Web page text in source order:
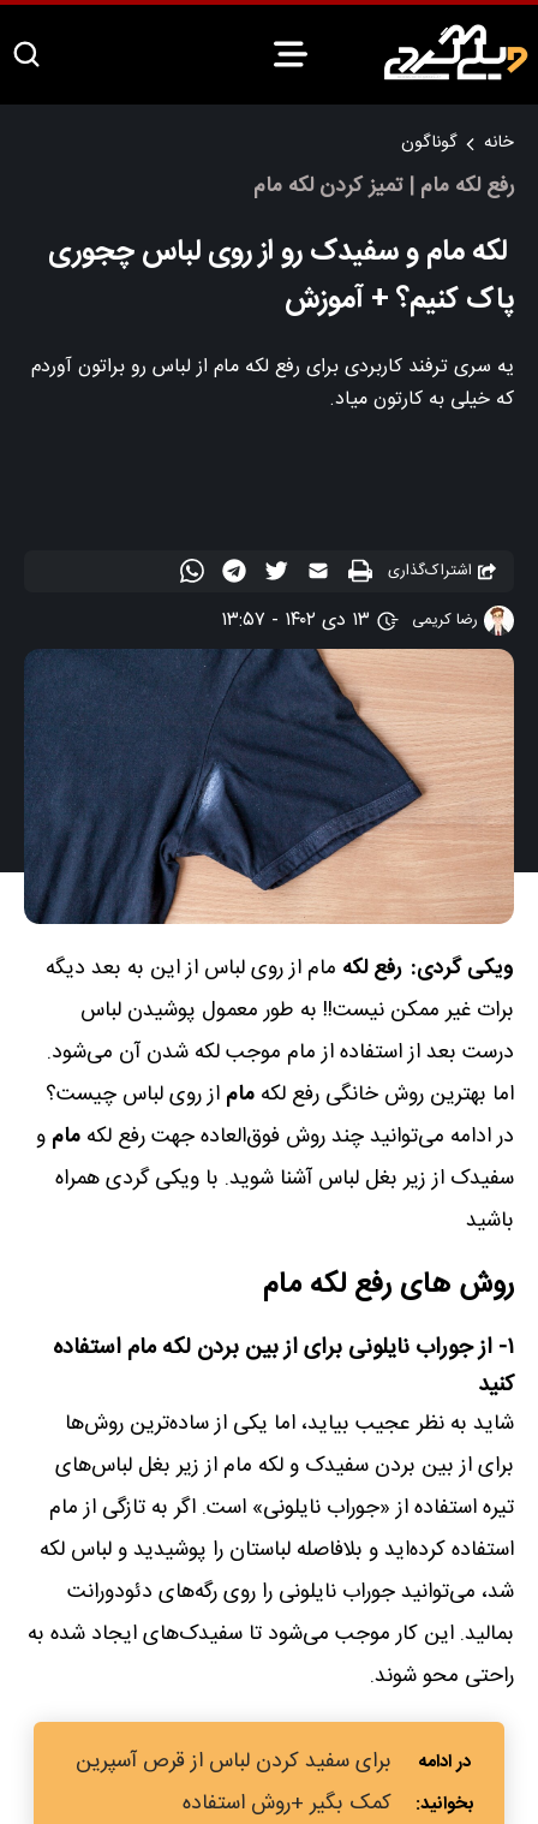
خانه گوناگون
رفع لکه مام | تمیز کردن لکه مام
لکه مام و سفیدک رو از روی لباس چجوری
پاک کنیم؟ + آموزش
یه سری ترفند کاربردی برای رفع لکه مام از لباس رو براتون آوردم
که خیلی به کارتون میاد.
اشتراک‌گذاری
رضا کریمی
۱۳ دی ۱۴۰۲ - ۱۳:۵۷
ویکی گردی: رفع لکه مام از روی لباس از این به بعد دیگه
برات غیر ممکن نیست!! به طور معمول پوشیدن لباس
درست بعد از استفاده از مام موجب لکه شدن آن می‌شود.
اما بهترین روش خانگی رفع لکه مام از روی لباس چیست؟
در ادامه می‌توانید چند روش فوق‌العاده جهت رفع لکه مام و
سفیدک از زیر بغل لباس آشنا شوید. با ویکی گردی همراه
باشید
روش های رفع لکه مام
۱- از جوراب نایلونی برای از بین بردن لکه مام استفاده
کنید
شاید به نظر عجیب بیاید، اما یکی از ساده‌ترین روش‌ها
برای از بین بردن سفیدک و لکه مام از زیر بغل لباس‌های
تیره استفاده از «جوراب نایلونی» است. اگر به تازگی از مام
استفاده کرده‌اید و بلافاصله لباستان را پوشیدید و لباس لکه
شد، می‌توانید جوراب نایلونی را روی رگه‌های دئودورانت
بمالید. این کار موجب می‌شود تا سفیدک‌های ایجاد شده به
راحتی محو شوند.
برای سفید کردن لباس از قرص آسپرین
کمک بگیر +روش استفاده